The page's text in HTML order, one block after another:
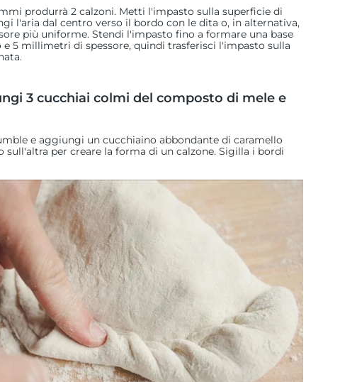
produrrà 2 calzoni. Metti l'impasto sulla superficie di
l'aria dal centro verso il bordo con le dita o, in alternativa,
più uniforme. Stendi l'impasto fino a formare una base
5 millimetri di spessore, quindi trasferisci l'impasto sulla
3 cucchiai colmi del composto di mele e
e aggiungi un cucchiaino abbondante di caramello
sull'altra per creare la forma di un calzone. Sigilla i bordi